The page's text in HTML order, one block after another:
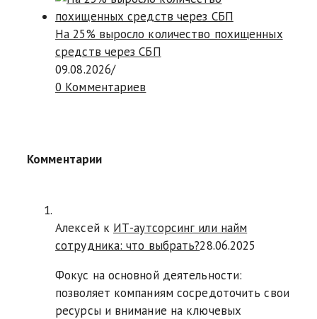
На 25% выросло количество похищенных
средств через СБП
09.08.2026/
0 Комментариев
Комментарии
Алексей к ИТ-аутсорсинг или найм
сотрудника: что выбрать?28.06.2025
Фокус на основной деятельности:
позволяет компаниям сосредоточить свои
ресурсы и внимание на ключевых